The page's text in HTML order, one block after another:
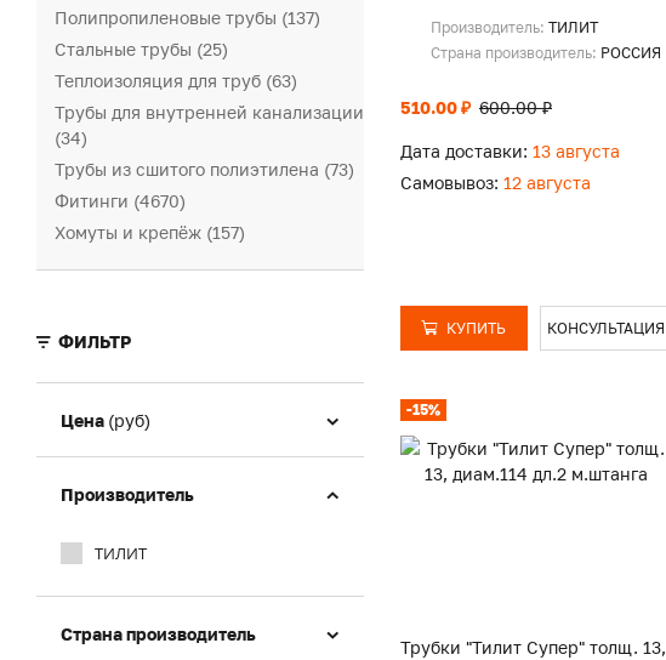
Полипропиленовые трубы (137)
Стальные трубы (25)
Теплоизоляция для труб (63)
Трубы для внутренней канализации
(34)
Трубы из сшитого полиэтилена (73)
Фитинги (4670)
Хомуты и крепёж (157)
ФИЛЬТР
Цена (руб)
Производитель
ТИЛИТ
Страна производитель
Производитель: ТИЛИТ
Страна производитель: РОССИЯ
510.00 ₽ 600.00 ₽
Дата доставки: 13 августа
Самовывоз: 12 августа
КУПИТЬ КОНСУЛЬТАЦИЯ
-15%
Трубки "Тилит Супер" толщ. 13,